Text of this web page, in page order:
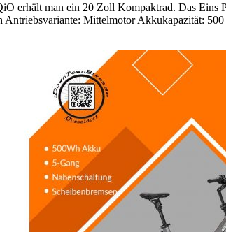
erhält man ein 20 Zoll Kompaktrad. Das Eins
Antriebsvariante: Mittelmotor Akkukapazität: